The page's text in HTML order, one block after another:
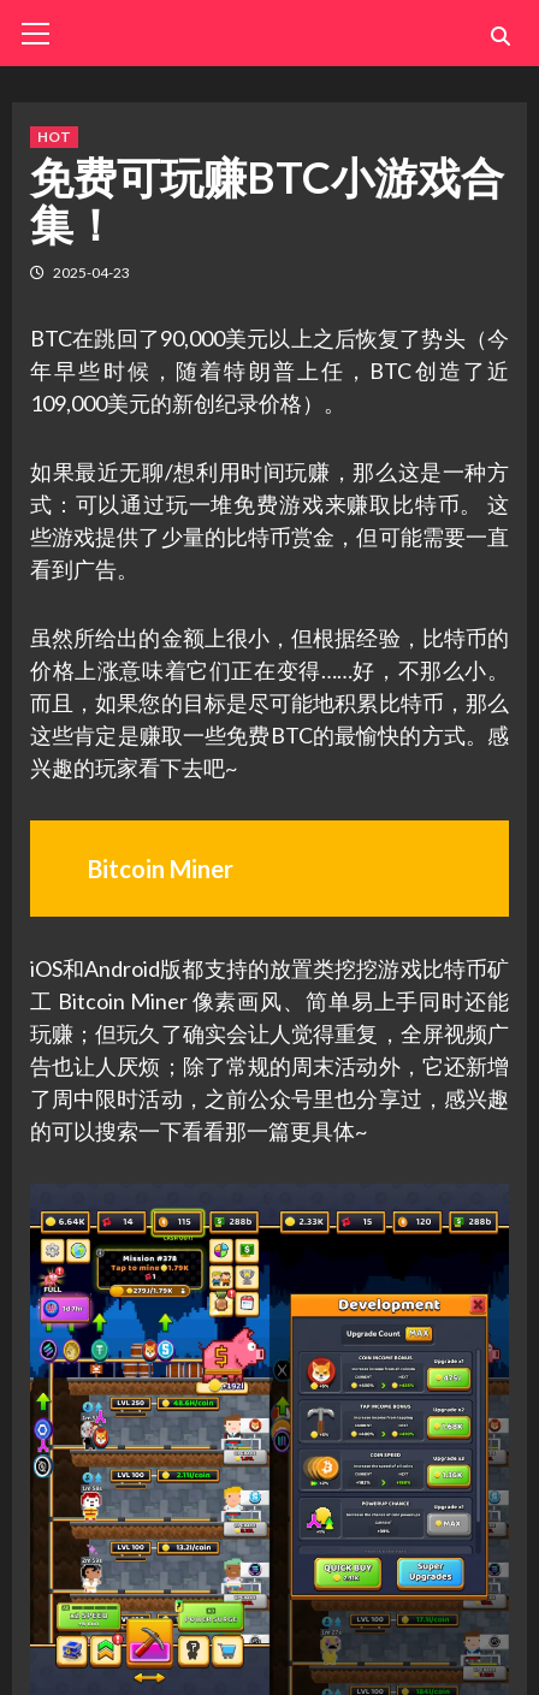
Menu
HOT
免费可玩赚BTC小游戏合
集！
2025-04-23
BTC在跳回了90,000美元以上之后恢复了势头（今
年早些时候，随着特朗普上任，BTC创造了近
109,000美元的新创纪录价格）。
如果最近无聊/想利用时间玩赚，那么这是一种方
式：可以通过玩一堆免费游戏来赚取比特币。 这
些游戏提供了少量的比特币赏金，但可能需要一直
看到广告。
虽然所给出的金额上很小，但根据经验，比特币的
价格上涨意味着它们正在变得……好，不那么小。
而且，如果您的目标是尽可能地积累比特币，那么
这些肯定是赚取一些免费BTC的最愉快的方式。感
兴趣的玩家看下去吧~
Bitcoin Miner
iOS和Android版都支持的放置类挖挖游戏比特币矿
工 Bitcoin Miner 像素画风、简单易上手同时还能
玩赚；但玩久了确实会让人觉得重复，全屏视频广
告也让人厌烦；除了常规的周末活动外，它还新增
了周中限时活动，之前公众号里也分享过，感兴趣
的可以搜索一下看看那一篇更具体~